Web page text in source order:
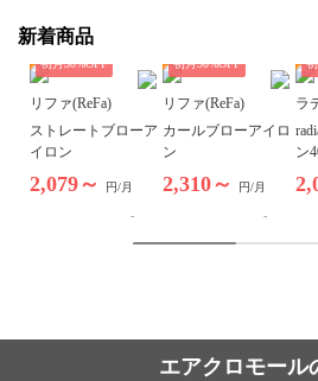
新着商品
初月30%OFF
リファ(ReFa)
ストレートブローア
イロン
2,079～ 円/月
-
初月30%OFF
リファ(ReFa)
カールブローアイロ
ン
2,310～ 円/月
-
ラ
ン
エアクロモール